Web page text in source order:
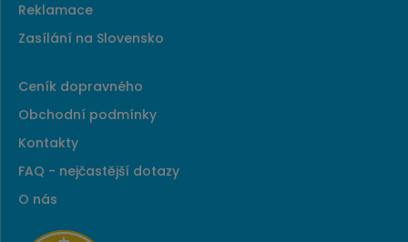
Reklamace
Zasílání na Slovensko
Ceník dopravného
Obchodní podmínky
Kontakty
FAQ - nejčastější dotazy
O nás